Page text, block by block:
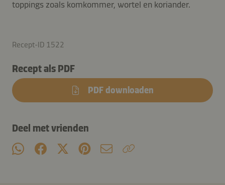
toppings zoals komkommer, wortel en koriander.
Recept-ID 1522
Recept als PDF
PDF downloaden
Deel met vrienden